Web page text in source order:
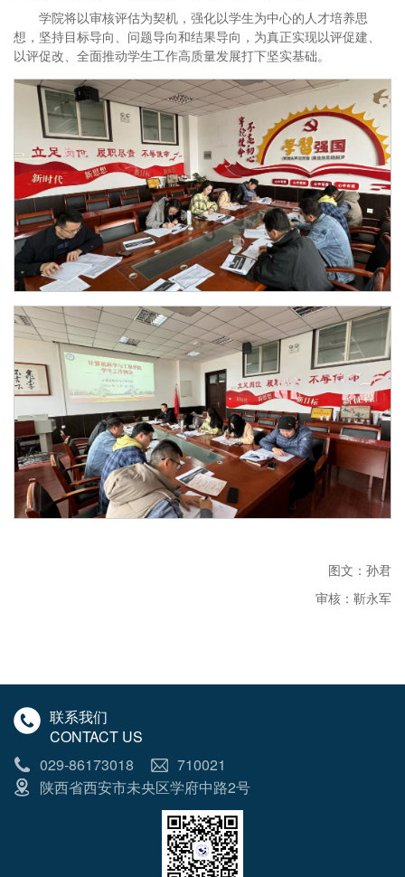
学院将以审核评估为契机，强化以学生为中心的人才培养思
想，坚持目标导向、问题导向和结果导向，为真正实现以评促建、
以评促改、全面推动学生工作高质量发展打下坚实基础。
图文：孙君
审核：靳永军
联系我们
CONTACT US
029-86173018
710021
陕西省西安市未央区学府中路2号